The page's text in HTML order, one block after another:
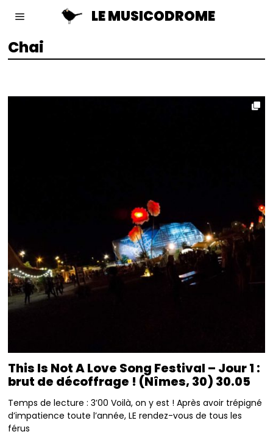
LE MUSICODROME
Chai
This Is Not A Love Song Festival – Jour 1 :
brut de décoffrage ! (Nîmes, 30) 30.05
Temps de lecture : 3’00 Voilà, on y est ! Après avoir trépigné
d’impatience toute l’année, LE rendez-vous de tous les
férus